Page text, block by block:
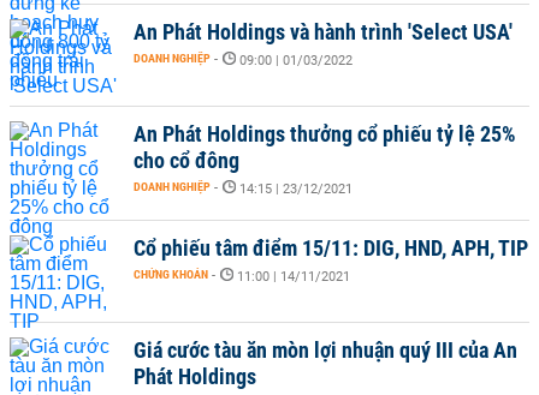
An Phát Holdings và hành trình 'Select USA'
DOANH NGHIỆP - 09:00 | 01/03/2022
An Phát Holdings thưởng cổ phiếu tỷ lệ 25%
cho cổ đông
DOANH NGHIỆP - 14:15 | 23/12/2021
Cổ phiếu tâm điểm 15/11: DIG, HND, APH, TIP
CHỨNG KHOÁN - 11:00 | 14/11/2021
Giá cước tàu ăn mòn lợi nhuận quý III của An
Phát Holdings